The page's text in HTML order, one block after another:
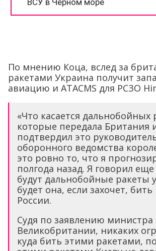
По мнению Коца, вслед за
ракетами Украина получит
авиацию и ATACMS для РСЗО
«Что касается дальнобойных
которые передала Британия
подтвердил это
оборонного ведомства
это ровно то, что я
полгода назад. Я говорил еще
будут дальнобойные ракеты
будет она, если захочет,
России.
Судя по заявлению
Великобритании, никаких
куда бить этими ракетами,